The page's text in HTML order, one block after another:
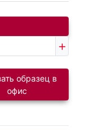
образец в
офис